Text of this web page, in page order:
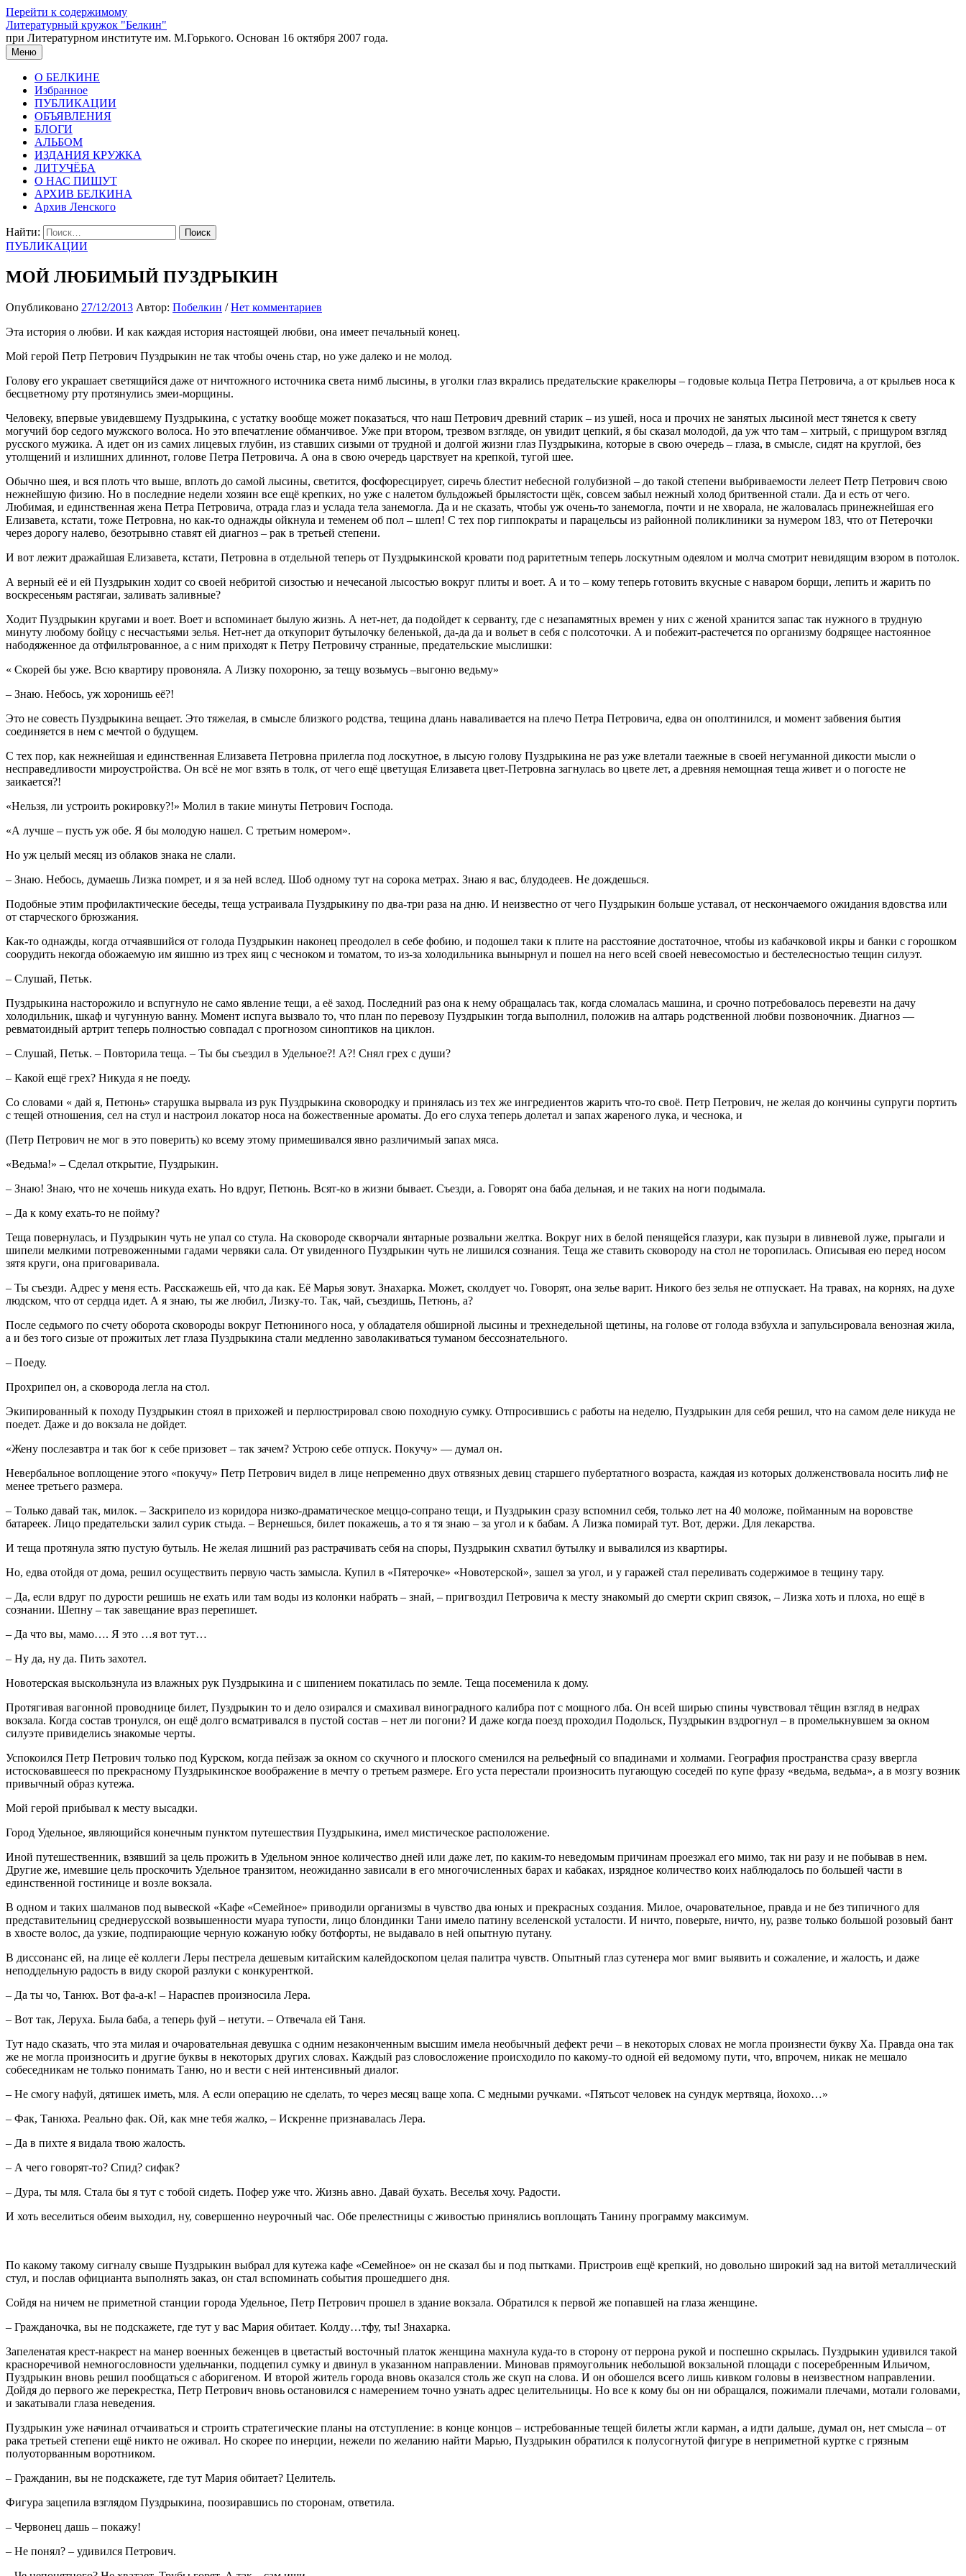
Перейти к содержимому
Литературный кружок "Белкин"
при Литературном институте им. М.Горького. Основан 16 октября 2007 года.
Меню
О БЕЛКИНЕ
Избранное
ПУБЛИКАЦИИ
ОБЪЯВЛЕНИЯ
БЛОГИ
АЛЬБОМ
ИЗДАНИЯ КРУЖКА
ЛИТУЧЁБА
О НАС ПИШУТ
АРХИВ БЕЛКИНА
Архив Ленского
Найти:
ПУБЛИКАЦИИ
МОЙ ЛЮБИМЫЙ ПУЗДРЫКИН
Опубликовано 27/12/2013 Автор: Побелкин /Нет комментариев
Эта история о любви. И как каждая история настоящей любви, она имеет печальный конец.
Мой герой Петр Петрович Пуздрыкин не так чтобы очень стар, но уже далеко и не молод.
Голову его украшает светящийся даже от ничтожного источника света нимб лысины, в уголки глаз вкрались предательские кракелюры – годовые кольца Петра Петровича, а от крыльев носа к
бесцветному рту протянулись змеи-морщины.
Человеку, впервые увидевшему Пуздрыкина, с устатку вообще может показаться, что наш Петрович древний старик – из ушей, носа и прочих не занятых лысиной мест тянется к свету
могучий бор седого мужского волоса. Но это впечатление обманчивое. Уже при втором, трезвом взгляде, он увидит цепкий, я бы сказал молодой, да уж что там – хитрый, с прищуром взгляд
русского мужика. А идет он из самих лицевых глубин, из ставших сизыми от трудной и долгой жизни глаз Пуздрыкина, которые в свою очередь – глаза, в смысле, сидят на круглой, без
утолщений и излишних длиннот, голове Петра Петровича. А она в свою очередь царствует на крепкой, тугой шее.
Обычно шея, и вся плоть что выше, вплоть до самой лысины, светится, фосфоресцирует, сиречь блестит небесной голубизной – до такой степени выбриваемости лелеет Петр Петрович свою
нежнейшую физию. Но в последние недели хозяин все ещё крепких, но уже с налетом бульдожьей брылястости щёк, совсем забыл нежный холод бритвенной стали. Да и есть от чего.
Любимая, и единственная жена Петра Петровича, отрада глаз и услада тела занемогла. Да и не сказать, чтобы уж очень-то занемогла, почти и не хворала, не жаловалась принежнейшая его
Елизавета, кстати, тоже Петровна, но как-то однажды ойкнула и теменем об пол – шлеп! С тех пор гиппократы и парацельсы из районной поликлиники за нумером 183, что от Петерочки
через дорогу налево, безотрывно ставят ей диагноз – рак в третьей степени.
И вот лежит дражайшая Елизавета, кстати, Петровна в отдельной теперь от Пуздрыкинской кровати под раритетным теперь лоскутным одеялом и молча смотрит невидящим взором в потолок.
А верный её и ей Пуздрыкин ходит со своей небритой сизостью и нечесаной лысостью вокруг плиты и воет. А и то – кому теперь готовить вкусные с наваром борщи, лепить и жарить по
воскресеньям растягаи, заливать заливные?
Ходит Пуздрыкин кругами и воет. Воет и вспоминает былую жизнь. А нет-нет, да подойдет к серванту, где с незапамятных времен у них с женой хранится запас так нужного в трудную
минуту любому бойцу с несчастьями зелья. Нет-нет да откупорит бутылочку беленькой, да-да да и вольет в себя с полсоточки. А и побежит-растечется по организму бодрящее настоянное
набодяженное да отфильтрованное, а с ним приходят к Петру Петровичу странные, предательские мыслишки:
« Скорей бы уже. Всю квартиру провоняла. А Лизку похороню, за тещу возьмусь –выгоню ведьму»
– Знаю. Небось, уж хоронишь её?!
Это не совесть Пуздрыкина вещает. Это тяжелая, в смысле близкого родства, тещина длань наваливается на плечо Петра Петровича, едва он ополтинился, и момент забвения бытия
соединяется в нем с мечтой о будущем.
С тех пор, как нежнейшая и единственная Елизавета Петровна прилегла под лоскутное, в лысую голову Пуздрыкина не раз уже влетали таежные в своей негуманной дикости мысли о
несправедливости мироустройства. Он всё не мог взять в толк, от чего ещё цветущая Елизавета цвет-Петровна загнулась во цвете лет, а древняя немощная теща живет и о погосте не
заикается?!
«Нельзя, ли устроить рокировку?!» Молил в такие минуты Петрович Господа.
«А лучше – пусть уж обе. Я бы молодую нашел. С третьим номером».
Но уж целый месяц из облаков знака не слали.
– Знаю. Небось, думаешь Лизка помрет, и я за ней вслед. Шоб одному тут на сорока метрах. Знаю я вас, блудодеев. Не дождешься.
Подобные этим профилактические беседы, теща устраивала Пуздрыкину по два-три раза на дню. И неизвестно от чего Пуздрыкин больше уставал, от нескончаемого ожидания вдовства или
от старческого брюзжания.
Как-то однажды, когда отчаявшийся от голода Пуздрыкин наконец преодолел в себе фобию, и подошел таки к плите на расстояние достаточное, чтобы из кабачковой икры и банки с горошком
соорудить некогда обожаемую им яишню из трех яиц с чесноком и томатом, то из-за холодильника вынырнул и пошел на него всей своей невесомостью и бестелесностью тещин силуэт.
– Слушай, Петьк.
Пуздрыкина насторожило и вспугнуло не само явление тещи, а её заход. Последний раз она к нему обращалась так, когда сломалась машина, и срочно потребовалось перевезти на дачу
холодильник, шкаф и чугунную ванну. Момент испуга вызвало то, что план по перевозу Пуздрыкин тогда выполнил, положив на алтарь родственной любви позвоночник. Диагноз —
ревматоидный артрит теперь полностью совпадал с прогнозом синоптиков на циклон.
– Слушай, Петьк. – Повторила теща. – Ты бы съездил в Удельное?! А?! Снял грех с души?
– Какой ещё грех? Никуда я не поеду.
Со словами « дай я, Петюнь» старушка вырвала из рук Пуздрыкина сковородку и принялась из тех же ингредиентов жарить что-то своё. Петр Петрович, не желая до кончины супруги портить
с тещей отношения, сел на стул и настроил локатор носа на божественные ароматы. До его слуха теперь долетал и запах жареного лука, и чеснока, и
(Петр Петрович не мог в это поверить) ко всему этому примешивался явно различимый запах мяса.
«Ведьма!» – Сделал открытие, Пуздрыкин.
– Знаю! Знаю, что не хочешь никуда ехать. Но вдруг, Петюнь. Всят-ко в жизни бывает. Съезди, а. Говорят она баба дельная, и не таких на ноги подымала.
– Да к кому ехать-то не пойму?
Теща повернулась, и Пуздрыкин чуть не упал со стула. На сковороде скворчали янтарные розвальни желтка. Вокруг них в белой пенящейся глазури, как пузыри в ливневой луже, прыгали и
шипели мелкими потревоженными гадами червяки сала. От увиденного Пуздрыкин чуть не лишился сознания. Теща же ставить сковороду на стол не торопилась. Описывая ею перед носом
зятя круги, она приговаривала.
– Ты съезди. Адрес у меня есть. Расскажешь ей, что да как. Её Марья зовут. Знахарка. Может, сколдует чо. Говорят, она зелье варит. Никого без зелья не отпускает. На травах, на корнях, на духе
людском, что от сердца идет. А я знаю, ты же любил, Лизку-то. Так, чай, съездишь, Петюнь, а?
После седьмого по счету оборота сковороды вокруг Петюниного носа, у обладателя обширной лысины и трехнедельной щетины, на голове от голода взбухла и запульсировала венозная жила,
а и без того сизые от прожитых лет глаза Пуздрыкина стали медленно заволакиваться туманом бессознательного.
– Поеду.
Прохрипел он, а сковорода легла на стол.
Экипированный к походу Пуздрыкин стоял в прихожей и перлюстрировал свою походную сумку. Отпросившись с работы на неделю, Пуздрыкин для себя решил, что на самом деле никуда не
поедет. Даже и до вокзала не дойдет.
«Жену послезавтра и так бог к себе призовет – так зачем? Устрою себе отпуск. Покучу» — думал он.
Невербальное воплощение этого «покучу» Петр Петрович видел в лице непременно двух отвязных девиц старшего пубертатного возраста, каждая из которых долженствовала носить лиф не
менее третьего размера.
– Только давай так, милок. – Заскрипело из коридора низко-драматическое меццо-сопрано тещи, и Пуздрыкин сразу вспомнил себя, только лет на 40 моложе, пойманным на воровстве
батареек. Лицо предательски залил сурик стыда. – Вернешься, билет покажешь, а то я тя знаю – за угол и к бабам. А Лизка помирай тут. Вот, держи. Для лекарства.
И теща протянула зятю пустую бутыль. Не желая лишний раз растрачивать себя на споры, Пуздрыкин схватил бутылку и вывалился из квартиры.
Но, едва отойдя от дома, решил осуществить первую часть замысла. Купил в «Пятерочке» «Новотерской», зашел за угол, и у гаражей стал переливать содержимое в тещину тару.
– Да, если вдруг по дурости решишь не ехать или там воды из колонки набрать – знай, – пригвоздил Петровича к месту знакомый до смерти скрип связок, – Лизка хоть и плоха, но ещё в
сознании. Шепну – так завещание враз перепишет.
– Да что вы, мамо…. Я это …я вот тут…
– Ну да, ну да. Пить захотел.
Новотерская выскользнула из влажных рук Пуздрыкина и с шипением покатилась по земле. Теща посеменила к дому.
Протягивая вагонной проводнице билет, Пуздрыкин то и дело озирался и смахивал виноградного калибра пот с мощного лба. Он всей ширью спины чувствовал тёщин взгляд в недрах
вокзала. Когда состав тронулся, он ещё долго всматривался в пустой состав – нет ли погони? И даже когда поезд проходил Подольск, Пуздрыкин вздрогнул – в промелькнувшем за окном
силуэте привиделись знакомые черты.
Успокоился Петр Петрович только под Курском, когда пейзаж за окном со скучного и плоского сменился на рельефный со впадинами и холмами. География пространства сразу ввергла
истосковавшееся по прекрасному Пуздрыкинское воображение в мечту о третьем размере. Его уста перестали произносить пугающую соседей по купе фразу «ведьма, ведьма», а в мозгу возник
привычный образ кутежа.
Мой герой прибывал к месту высадки.
Город Удельное, являющийся конечным пунктом путешествия Пуздрыкина, имел мистическое расположение.
Иной путешественник, взявший за цель прожить в Удельном энное количество дней или даже лет, по каким-то неведомым причинам проезжал его мимо, так ни разу и не побывав в нем.
Другие же, имевшие цель проскочить Удельное транзитом, неожиданно зависали в его многочисленных барах и кабаках, изрядное количество коих наблюдалось по большей части в
единственной гостинице и возле вокзала.
В одном и таких шалманов под вывеской «Кафе «Семейное» приводили организмы в чувство два юных и прекрасных создания. Милое, очаровательное, правда и не без типичного для
представительниц среднерусской возвышенности муара тупости, лицо блондинки Тани имело патину вселенской усталости. И ничто, поверьте, ничто, ну, разве только большой розовый бант
в хвосте волос, да узкие, подпирающие черную кожаную юбку ботфорты, не выдавало в ней опытную путану.
В диссонанс ей, на лице её коллеги Леры пестрела дешевым китайским калейдоскопом целая палитра чувств. Опытный глаз сутенера мог вмиг выявить и сожаление, и жалость, и даже
неподдельную радость в виду скорой разлуки с конкуренткой.
– Да ты чо, Танюх. Вот фа-а-к! – Нараспев произносила Лера.
– Вот так, Леруха. Была баба, а теперь фуй – нетути. – Отвечала ей Таня.
Тут надо сказать, что эта милая и очаровательная девушка с одним незаконченным высшим имела необычный дефект речи – в некоторых словах не могла произнести букву Ха. Правда она так
же не могла произносить и другие буквы в некоторых других словах. Каждый раз словосложение происходило по какому-то одной ей ведомому пути, что, впрочем, никак не мешало
собеседникам не только понимать Таню, но и вести с ней интенсивный диалог.
– Не смогу нафуй, дятишек иметь, мля. А если операцию не сделать, то через месяц ваще хопа. С медными ручками. «Пятьсот человек на сундук мертвяца, йохохо…»
– Фак, Танюха. Реально фак. Ой, как мне тебя жалко, – Искренне признавалась Лера.
– Да в пихте я видала твою жалость.
– А чего говорят-то? Спид? сифак?
– Дура, ты мля. Стала бы я тут с тобой сидеть. Пофер уже что. Жизнь авно. Давай бухать. Веселья хочу. Радости.
И хоть веселиться обеим выходил, ну, совершенно неурочный час. Обе прелестницы с живостью принялись воплощать Танину программу максимум.
По какому такому сигналу свыше Пуздрыкин выбрал для кутежа кафе «Семейное» он не сказал бы и под пытками. Пристроив ещё крепкий, но довольно широкий зад на витой металлический
стул, и послав официанта выполнять заказ, он стал вспоминать события прошедшего дня.
Сойдя на ничем не приметной станции города Удельное, Петр Петрович прошел в здание вокзала. Обратился к первой же попавшей на глаза женщине.
– Гражданочка, вы не подскажете, где тут у вас Мария обитает. Колду…тфу, ты! Знахарка.
Запеленатая крест-накрест на манер военных беженцев в цветастый восточный платок женщина махнула куда-то в сторону от перрона рукой и поспешно скрылась. Пуздрыкин удивился такой
красноречивой немногословности удельчанки, подцепил сумку и двинул в указанном направлении. Миновав прямоугольник небольшой вокзальной площади с посеребренным Ильичом,
Пуздрыкин вновь решил пообщаться с аборигеном. И второй житель города вновь оказался столь же скуп на слова. И он обошелся всего лишь кивком головы в неизвестном направлении.
Дойдя до первого же перекрестка, Петр Петрович вновь остановился с намерением точно узнать адрес целительницы. Но все к кому бы он ни обращался, пожимали плечами, мотали головами,
и закатывали глаза неведения.
Пуздрыкин уже начинал отчаиваться и строить стратегические планы на отступление: в конце концов – истребованные тещей билеты жгли карман, а идти дальше, думал он, нет смысла – от
рака третьей степени ещё никто не оживал. Но скорее по инерции, нежели по желанию найти Марью, Пуздрыкин обратился к полусогнутой фигуре в неприметной куртке с грязным
полуоторванным воротником.
– Гражданин, вы не подскажете, где тут Мария обитает? Целитель.
Фигура зацепила взглядом Пуздрыкина, поозиравшись по сторонам, ответила.
– Червонец дашь – покажу!
– Не понял? – удивился Петрович.